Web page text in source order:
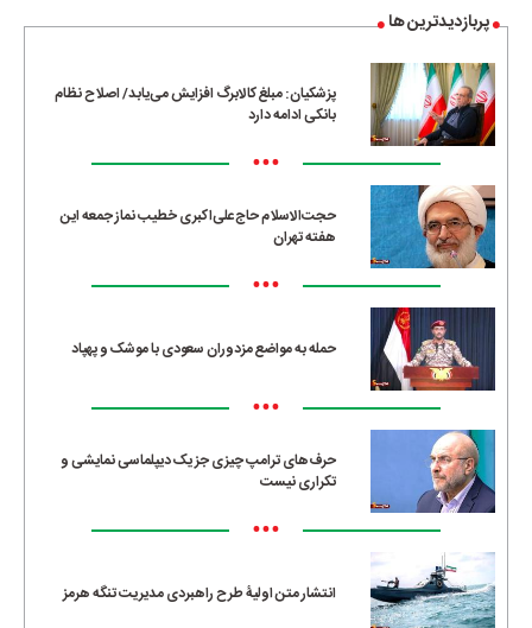
پربازدیدترین ها
پزشکیان: مبلغ کالابرگ افزایش می‌یابد/ اصلاح نظام
بانکی ادامه دارد
•••
حجت‌الاسلام حاج‌علی‌اکبری خطیب نماز جمعه این
هفته تهران
•••
حمله به مواضع مزدوران سعودی با موشک و پهپاد
•••
حرف‌های ترامپ چیزی جز یک دیپلماسی نمایشی و
تکراری نیست
•••
انتشار متن اولیۀ طرح راهبردی مدیریت تنگه هرمز